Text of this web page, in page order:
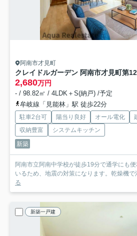
阿南市才見町
クレイドルガーデン 阿南市才見町第1
2,680万円
- / 98.82㎡ / 4LDK＋S(納戸) /予定
牟岐線「見能林」駅 徒歩22分
駐車2台可 陽当り良好 オール電化
収納豊富
システムキッチン
新築
阿南市立阿南中学校が徒歩19分で通学にも
いるため、地震の対策になります。乾燥機で
る
新築一戸建